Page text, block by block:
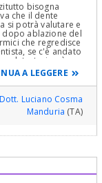
bisogna
che il dente
si potrà valutare e
dopo ablazione del
che regredisce
se c'è andato
detartasi può
non possiede
che sia il suo caso.
erotto
fede dr. Cosma
A LEGGERE
Dott. Luciano Cosma
Manduria (TA)